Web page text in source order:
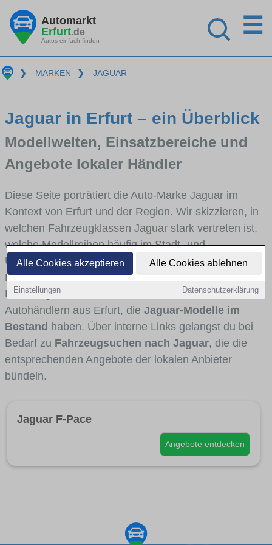
Alle Cookies akzeptieren Alle Cookies ablehnen
Einstellungen Datenschutzerklärung
Automarkt
Erfurt.de
Autos einfach finden
☰
❯ MARKEN ❯ JAGUAR
Jaguar in Erfurt – ein Überblick
Modellwelten, Einsatzbereiche und
Angebote lokaler Händler
Diese Seite porträtiert die Auto-Marke Jaguar im
Kontext von Erfurt und der Region. Wir skizzieren, in
welchen Fahrzeugklassen Jaguar stark vertreten ist,
welche Modellreihen häufig im Stadt- und
Umlandverkehr zu sehen sind und für welche
Fahrertypen die Marke interessant ist. Viele
Fahrzeuge stammen von Autohäusern und
Autohändlern aus Erfurt, die Jaguar-Modelle im
Bestand haben. Über interne Links gelangst du bei
Bedarf zu Fahrzeugsuchen nach Jaguar, die die
entsprechenden Angebote der lokalen Anbieter
bündeln.
Jaguar F-Pace
Angebote entdecken